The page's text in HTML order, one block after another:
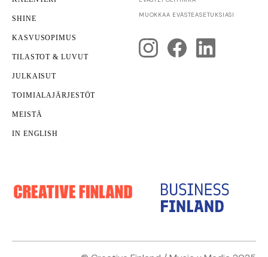
Yrityksen kuntotarkastus
SHINE
KASVUSOPIMUS
TILASTOT & LUVUT
JULKAISUT
TOIMIALAJÄRJESTÖT
MEISTÄ
IN ENGLISH
MUOKKAA EVÄSTEASETUKSIASI